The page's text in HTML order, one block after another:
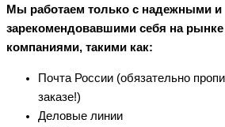
Мы работаем только с надежными и
зарекомендовавшими себя на
компаниями, такими как:
Почта России (обязательно
заказе!)
Деловые линии